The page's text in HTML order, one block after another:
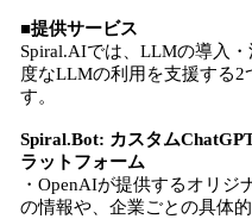
■提供サービス
Spiral.AIでは、LLMの導入
度なLLMの利用を支援する2
す。
Spiral.Bot: カスタム
ラットフォーム
・OpenAIが提供するオリジ
の情報や、企業ごとの具体